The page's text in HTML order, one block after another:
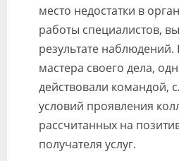
место недостатки в
работы специалистов,
результате
мастера своего дела,
действовали командой,
условий проявления
рассчитанных на
получателя услуг.